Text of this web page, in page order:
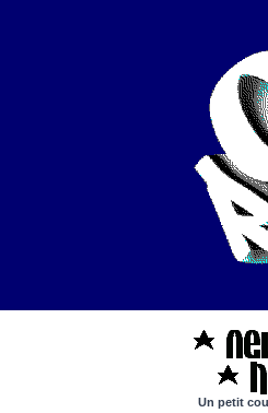
Un petit